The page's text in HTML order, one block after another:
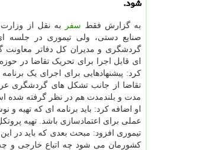
به گزارش فقط سفر
به نقل از
صنایع دستی، ولی تیموری در جلسه
گردشگری و مدیران کل دفاتر معاونت
ای قابل اجرا برای تحریک تقاضا در
کرد: پیشنهادهایی برای اجرای یک
تقاضا از جانب تشکل های گردشگری
مدت و بلندمدت هم در نظر گرفته شده
او اضافه کرد: باید برنامه ای که تهیه و
عملی برای اعتمادسازی باشد. تهیه
تیموری افزود: مبحث بعدی که باید در
کشورمان می شود چه اتباع خارجی و چه